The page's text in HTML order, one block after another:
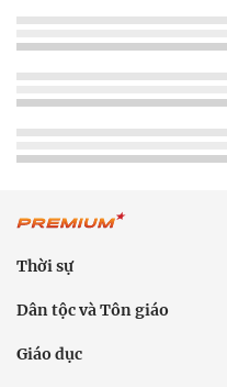
Thời sự
Dân tộc và Tôn giáo
Giáo dục